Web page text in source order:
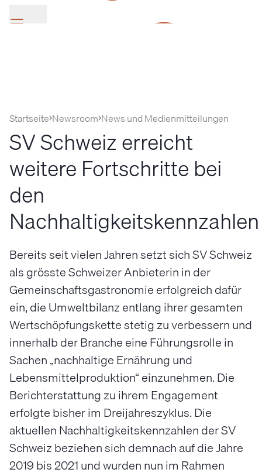
Startseite Newsroom News und Medienmitteilungen
SV Schweiz erreicht
weitere Fortschritte bei
den
Nachhaltigkeitskennzahlen
Bereits seit vielen Jahren setzt sich SV Schweiz
als grösste Schweizer Anbieterin in der
Gemeinschaftsgastronomie erfolgreich dafür
ein, die Umweltbilanz entlang ihrer gesamten
Wertschöpfungskette stetig zu verbessern und
innerhalb der Branche eine Führungsrolle in
Sachen „nachhaltige Ernährung und
Lebensmittelproduktion“ einzunehmen. Die
Berichterstattung zu ihrem Engagement
erfolgte bisher im Dreijahreszyklus. Die
aktuellen Nachhaltigkeitskennzahlen der SV
Schweiz beziehen sich demnach auf die Jahre
2019 bis 2021 und wurden nun im Rahmen